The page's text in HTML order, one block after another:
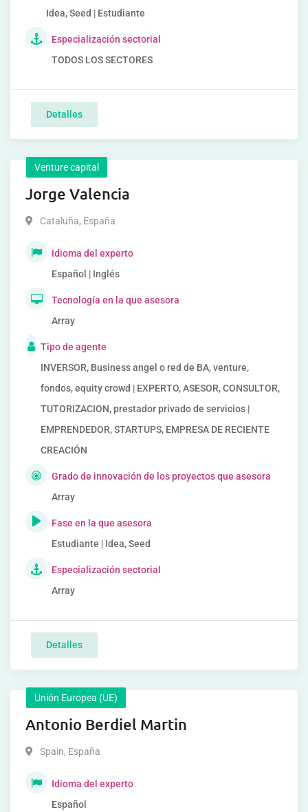
Idea, Seed | Estudiante
Especialización sectorial
TODOS LOS SECTORES
Detalles
Venture capital
Jorge Valencia
Cataluña, España
Idioma del experto
Español | Inglés
Tecnología en la que asesora
Array
Tipo de agente
INVERSOR, Business angel o red de BA, venture,
fondos, equity crowd | EXPERTO, ASESOR, CONSULTOR,
TUTORIZACION, prestador privado de servicios |
EMPRENDEDOR, STARTUPS, EMPRESA DE RECIENTE
CREACIÓN
Grado de innovación de los proyectos que asesora
Array
Fase en la que asesora
Estudiante | Idea, Seed
Especialización sectorial
Array
Detalles
Unión Europea (UE)
Antonio Berdiel Martin
Spain, España
Idioma del experto
Español